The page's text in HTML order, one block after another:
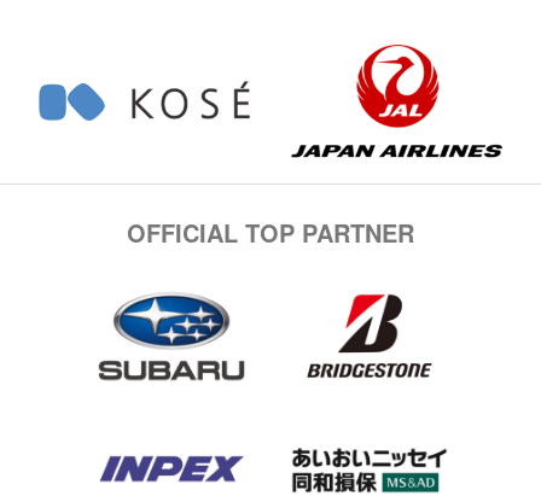
OFFICIAL TOP PARTNER